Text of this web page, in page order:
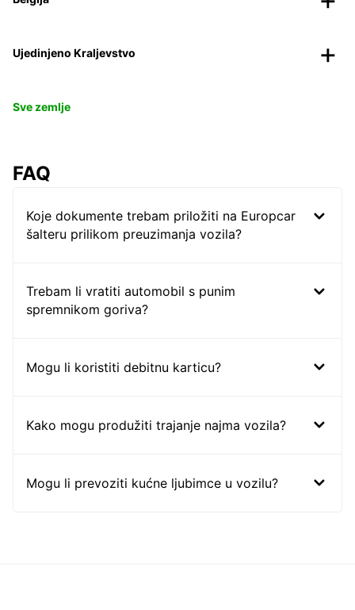
Ujedinjeno Kraljevstvo
Sve zemlje
FAQ
Koje dokumente trebam priložiti na Europcar
šalteru prilikom preuzimanja vozila?
Trebam li vratiti automobil s punim
spremnikom goriva?
Mogu li koristiti debitnu karticu?
Kako mogu produžiti trajanje najma vozila?
Mogu li prevoziti kućne ljubimce u vozilu?